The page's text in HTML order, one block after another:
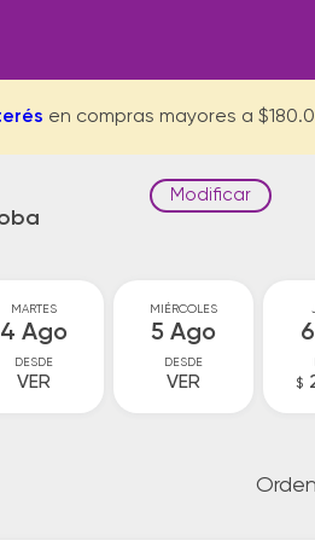
en compras mayores a
Modificar
MARTES
4 Ago
DESDE
VER
MIÉRCOLES
5 Ago
DESDE
VER $